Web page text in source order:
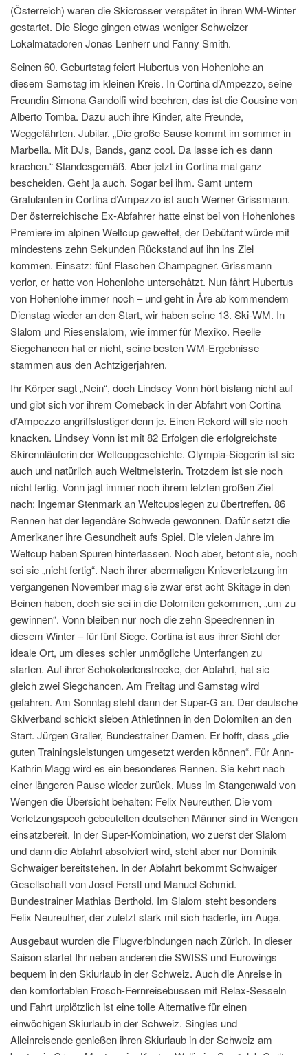
(Österreich) waren die Skicrosser verspätet in ihren WM-Winter
gestartet. Die Siege gingen etwas weniger Schweizer
Lokalmatadoren Jonas Lenherr und Fanny Smith.
Seinen 60. Geburtstag feiert Hubertus von Hohenlohe an
diesem Samstag im kleinen Kreis. In Cortina d’Ampezzo, seine
Freundin Simona Gandolfi wird beehren, das ist die Cousine von
Alberto Tomba. Dazu auch ihre Kinder, alte Freunde,
Weggefährten. Jubilar. „Die große Sause kommt im sommer in
Marbella. Mit DJs, Bands, ganz cool. Da lasse ich es dann
krachen.“ Standesgemäß. Aber jetzt in Cortina mal ganz
bescheiden. Geht ja auch. Sogar bei ihm. Samt untern
Gratulanten in Cortina d’Ampezzo ist auch Werner Grissmann.
Der österreichische Ex-Abfahrer hatte einst bei von Hohenlohes
Premiere im alpinen Weltcup gewettet, der Debütant würde mit
mindestens zehn Sekunden Rückstand auf ihn ins Ziel
kommen. Einsatz: fünf Flaschen Champagner. Grissmann
verlor, er hatte von Hohenlohe unterschätzt. Nun fährt Hubertus
von Hohenlohe immer noch – und geht in Åre ab kommendem
Dienstag wieder an den Start, wir haben seine 13. Ski-WM. In
Slalom und Riesenslalom, wie immer für Mexiko. Reelle
Siegchancen hat er nicht, seine besten WM-Ergebnisse
stammen aus den Achtzigerjahren.
Ihr Körper sagt „Nein“, doch Lindsey Vonn hört bislang nicht auf
und gibt sich vor ihrem Comeback in der Abfahrt von Cortina
d’Ampezzo angriffslustiger denn je. Einen Rekord will sie noch
knacken. Lindsey Vonn ist mit 82 Erfolgen die erfolgreichste
Skirennläuferin der Weltcupgeschichte. Olympia-Siegerin ist sie
auch und natürlich auch Weltmeisterin. Trotzdem ist sie noch
nicht fertig. Vonn jagt immer noch ihrem letzten großen Ziel
nach: Ingemar Stenmark an Weltcupsiegen zu übertreffen. 86
Rennen hat der legendäre Schwede gewonnen. Dafür setzt die
Amerikaner ihre Gesundheit aufs Spiel. Die vielen Jahre im
Weltcup haben Spuren hinterlassen. Noch aber, betont sie, noch
sei sie „nicht fertig“. Nach ihrer abermaligen Knieverletzung im
vergangenen November mag sie zwar erst acht Skitage in den
Beinen haben, doch sie sei in die Dolomiten gekommen, „um zu
gewinnen“. Vonn bleiben nur noch die zehn Speedrennen in
diesem Winter – für fünf Siege. Cortina ist aus ihrer Sicht der
ideale Ort, um dieses schier unmögliche Unterfangen zu
starten. Auf ihrer Schokoladenstrecke, der Abfahrt, hat sie
gleich zwei Siegchancen. Am Freitag und Samstag wird
gefahren. Am Sonntag steht dann der Super-G an. Der deutsche
Skiverband schickt sieben Athletinnen in den Dolomiten an den
Start. Jürgen Graller, Bundestrainer Damen. Er hofft, dass „die
guten Trainingsleistungen umgesetzt werden können“. Für Ann-
Kathrin Magg wird es ein besonderes Rennen. Sie kehrt nach
einer längeren Pause wieder zurück. Muss im Stangenwald von
Wengen die Übersicht behalten: Felix Neureuther. Die vom
Verletzungspech gebeutelten deutschen Männer sind in Wengen
einsatzbereit. In der Super-Kombination, wo zuerst der Slalom
und dann die Abfahrt absolviert wird, steht aber nur Dominik
Schwaiger bereitstehen. In der Abfahrt bekommt Schwaiger
Gesellschaft von Josef Ferstl und Manuel Schmid.
Bundestrainer Mathias Berthold. Im Slalom steht besonders
Felix Neureuther, der zuletzt stark mit sich haderte, im Auge.
Ausgebaut wurden die Flugverbindungen nach Zürich. In dieser
Saison startet Ihr neben anderen die SWISS und Eurowings
bequem in den Skiurlaub in der Schweiz. Auch die Anreise in
den komfortablen Frosch-Fernreisebussen mit Relax-Sesseln
und Fahrt urplötzlich ist eine tolle Alternative für einen
einwöchigen Skiurlaub in der Schweiz. Singles und
Alleinreisende genießen ihren Skiurlaub in der Schweiz am